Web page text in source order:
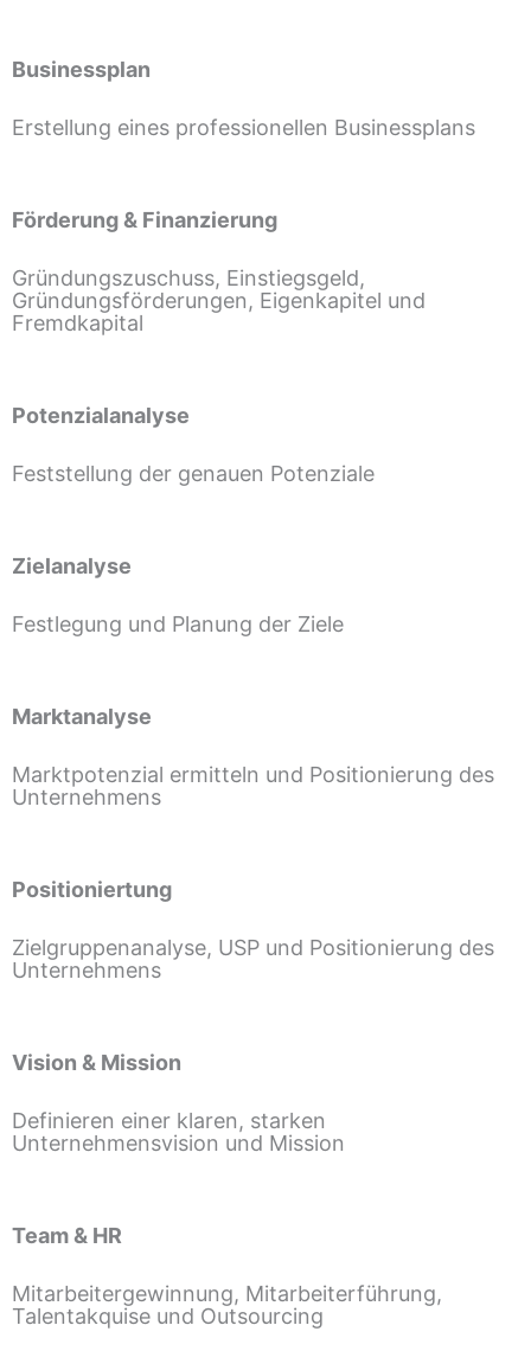
Businessplan
Erstellung eines professionellen Businessplans
Förderung & Finanzierung
Gründungszuschuss, Einstiegsgeld,
Gründungsförderungen, Eigenkapitel und
Fremdkapital
Potenzialanalyse
Feststellung der genauen Potenziale
Zielanalyse
Festlegung und Planung der Ziele
Marktanalyse
Marktpotenzial ermitteln und Positionierung des
Unternehmens
Positioniertung
Zielgruppenanalyse, USP und Positionierung des
Unternehmens
Vision & Mission
Definieren einer klaren, starken
Unternehmensvision und Mission
Team & HR
Mitarbeitergewinnung, Mitarbeiterführung,
Talentakquise und Outsourcing